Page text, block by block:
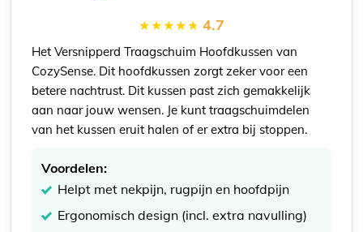
4.7
HetVersnipperd Traagschuim Hoofdkussen van
CozySense. Dit hoofdkussen zorgt zeker voor een
betere nachtrust. Dit kussen past zich gemakkelijk
aan naar jouw wensen. Je kunt traagschuimdelen
van het kussen eruit halen of er extra bij stoppen.
Voordelen:
Helpt met nekpijn, rugpijn en hoofdpijn
Ergonomisch design (incl. extra navulling)